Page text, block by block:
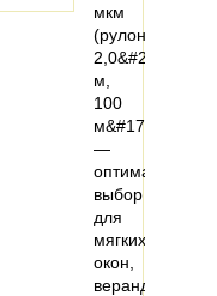
мкм
(рулон
2,0&#215;50
м,
100
м&#178;)
—
оптимальный
выбор
для
мягких
окон,
веранд